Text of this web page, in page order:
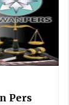
Pers